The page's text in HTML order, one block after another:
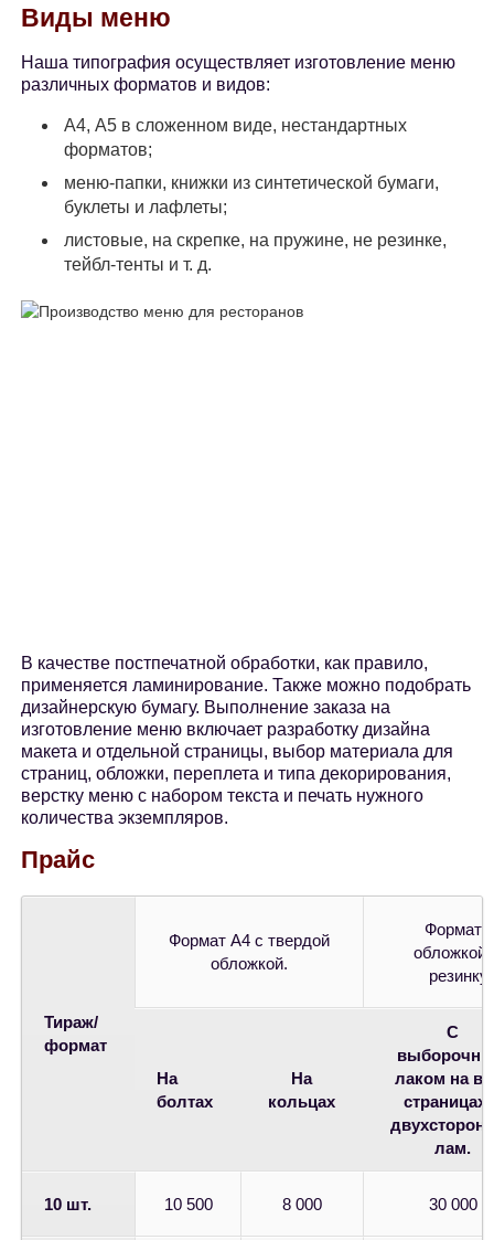
Виды меню
Наша типография осуществляет изготовление меню
различных форматов и видов:
А4, А5 в сложенном виде, нестандартных
форматов;
меню-папки, книжки из синтетической бумаги,
буклеты и лафлеты;
листовые, на скрепке, на пружине, не резинке,
тейбл-тенты и т. д.
В качестве постпечатной обработки, как правило,
применяется ламинирование. Также можно подобрать
дизайнерскую бумагу. Выполнение заказа на
изготовление меню включает разработку дизайна
макета и отдельной страницы, выбор материала для
страниц, обложки, переплета и типа декорирования,
верстку меню с набором текста и печать нужного
количества экземпляров.
Прайс
Тираж/
формат
Формат А4 с твердой
обложкой.
Формат
обложкой,
резинку
На
болтах
На
кольцах
С
лаком на
страницах
лам.
10 шт. 10 500 8 000 30 000